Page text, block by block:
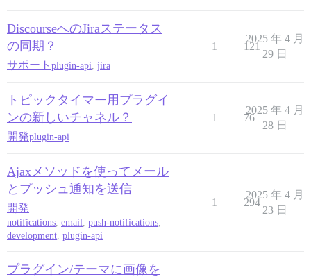
DiscourseへのJiraステータス
の同期？
サポート plugin-api jira
1 121
2025 年 4 月
29 日
トピックタイマー用プラグイ
ンの新しいチャネル？
開発plugin-api
1 76
2025 年 4 月
28 日
Ajaxメソッドを使ってメール
とプッシュ通知を送信
開発
notifications, email, push-notifications,
development, plugin-api
1 294
2025 年 4 月
23 日
プラグイン/テーマに画像を